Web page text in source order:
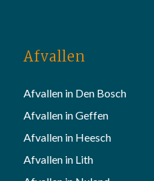
Afvallen
Afvallen in Den Bosch
Afvallen in Geffen
Afvallen in Heesch
Afvallen in Lith